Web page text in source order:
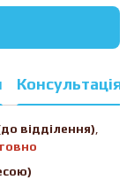
Консультація
відділення)